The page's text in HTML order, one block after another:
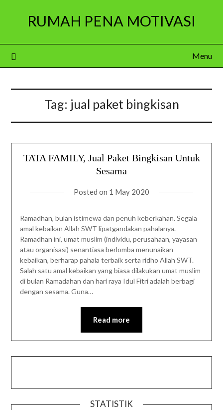
RUMAH PENA MOTIVASI
Menu
Tag: jual paket bingkisan
TATA FAMILY, Jual Paket Bingkisan Untuk
Sesama
Posted on 1 May 2020
Ramadhan, bulan istimewa dan penuh keberkahan. Segala
amal kebaikan Allah SWT lipatgandakan pahalanya.
Ramadhan ini, umat muslim (individu, perusahaan, yayasan
atau organisasi) senantiasa berlomba menunaikan
kebaikan, berharap pahala terbaik serta ridho Allah SWT.
Salah satu amal kebaikan yang biasa dilakukan umat muslim
di bulan Ramadahan dan hari raya Idul Fitri adalah berbagi
dengan sesama. Guna…
Read more
STATISTIK